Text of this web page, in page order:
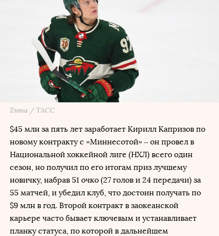
Zuma / ТАСС
$45 млн за пять лет заработает Кирилл Капризов по
новому контракту с «Миннесотой» – он провел в
Национальной хоккейной лиге (НХЛ) всего один
сезон, но получил по его итогам приз лучшему
новичку, набрав 51 очко (27 голов и 24 передачи) за
55 матчей, и убедил клуб, что достоин получать по
$9 млн в год. Второй контракт в заокеанской
карьере часто бывает ключевым и устанавливает
планку статуса, по которой в дальнейшем